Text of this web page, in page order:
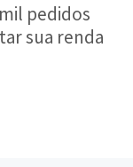
pedidos
sua renda